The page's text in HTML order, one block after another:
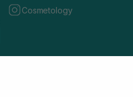
Cosmetology